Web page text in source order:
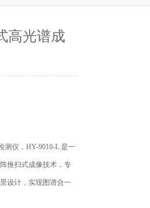
高光谱成
测仪，HY-9010-L 是一
推扫式成像技术，专
设计，实现图谱合一